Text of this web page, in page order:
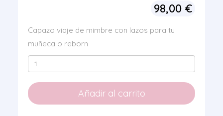
98,00 €
Capazo viaje de mimbre con lazos para tu
muñeca o reborn
Capazo
Mimbre
Chichonera
Canguros
Añadir al carrito